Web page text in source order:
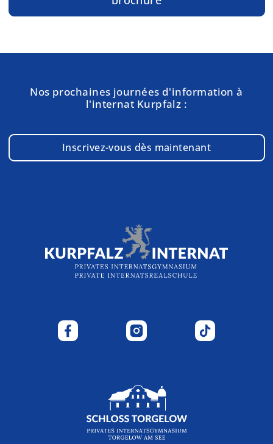
Nos prochaines journées d'information à
l'internat Kurpfalz :
Inscrivez-vous dès maintenant